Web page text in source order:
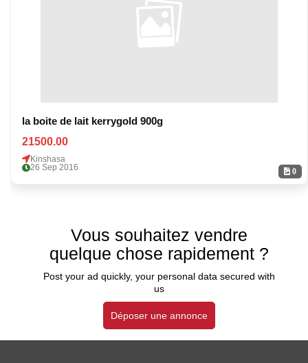
0
la boite de lait kerrygold 900g
21500.00
Kinshasa
26 Sep 2016
Vous souhaitez vendre
quelque chose rapidement ?
Post your ad quickly, your personal data secured with
us
Déposer une annonce